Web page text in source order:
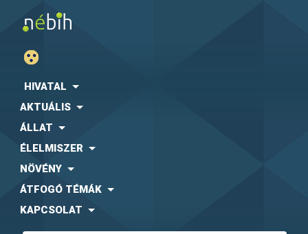
HIVATAL
AKTUÁLIS
ÁLLAT
ÉLELMISZER
NÖVÉNY
ÁTFOGÓ TÉMÁK
KAPCSOLAT